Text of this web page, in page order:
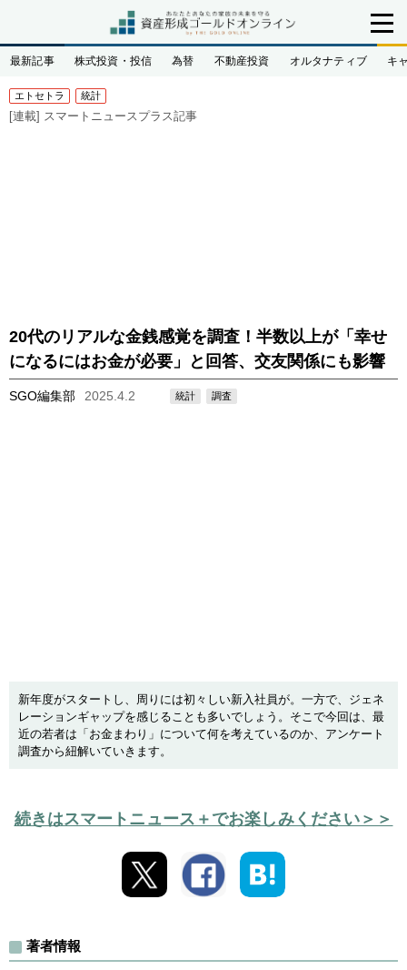
最新記事 株式投資・投信 為替 不動産投資 オルタナティブ キ
エトセトラ 統計
[連載] スマートニュースプラス記事
20代のリアルな金銭感覚を調査！半数以上が「幸せ
になるにはお金が必要」と回答、交友関係にも影響
SGO編集部 2025.4.2 統計 調査
新年度がスタートし、周りには初々しい新入社員が。一方で、ジェネ
レーションギャップを感じることも多いでしょう。そこで今回は、最
近の若者は「お金まわり」について何を考えているのか、アンケート
調査から紐解いていきます。
続きはスマートニュース＋でお楽しみください＞＞
著者情報